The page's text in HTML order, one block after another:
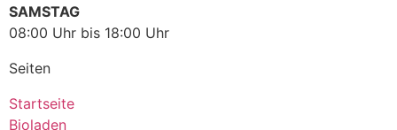
SAMSTAG
08:00 Uhr bis 18:00 Uhr
Seiten
Startseite
Bioladen